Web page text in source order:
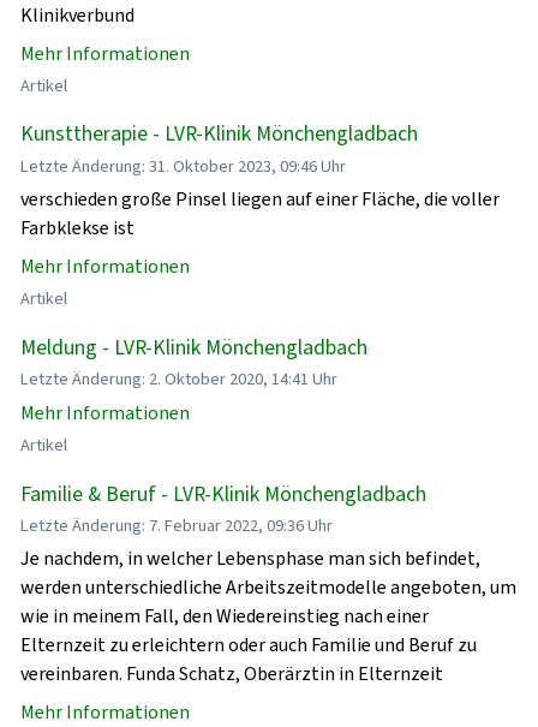
Klinikverbund
Mehr Informationen
Artikel
Kunsttherapie - LVR-Klinik Mönchengladbach
Letzte Änderung: 31. Oktober 2023, 09:46 Uhr
verschieden große Pinsel liegen auf einer Fläche, die voller
Farbklekse ist
Mehr Informationen
Artikel
Meldung - LVR-Klinik Mönchengladbach
Letzte Änderung: 2. Oktober 2020, 14:41 Uhr
Mehr Informationen
Artikel
Familie & Beruf - LVR-Klinik Mönchengladbach
Letzte Änderung: 7. Februar 2022, 09:36 Uhr
Je nachdem, in welcher Lebensphase man sich befindet,
werden unterschiedliche Arbeitszeitmodelle angeboten, um
wie in meinem Fall, den Wiedereinstieg nach einer
Elternzeit zu erleichtern oder auch Familie und Beruf zu
vereinbaren. Funda Schatz, Oberärztin in Elternzeit
Mehr Informationen